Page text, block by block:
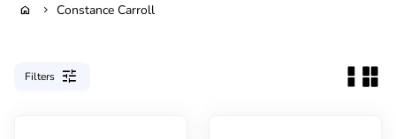
home chevron_right Constance Carroll
Filters tune